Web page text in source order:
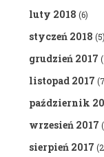
luty 2018 (6)
styczeń 2018 (5)
grudzień 2017
listopad 2017
październik
wrzesień 2017
sierpień 2017